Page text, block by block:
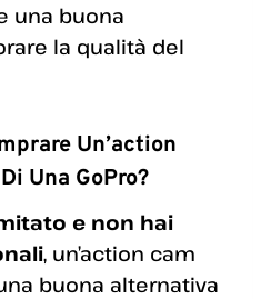
una buona
la qualità del
Un’action
Una GoPro?
e non hai
, un’action cam
buona alternativa